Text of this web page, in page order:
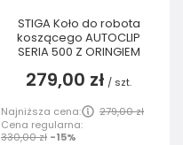
STIGA Koło do robota
koszącego AUTOCLIP
SERIA 500 Z ORINGIEM
279,00 zł / szt.
Najniższa cena:
279,00 zł
Cena regularna:
330,00 zł -15%